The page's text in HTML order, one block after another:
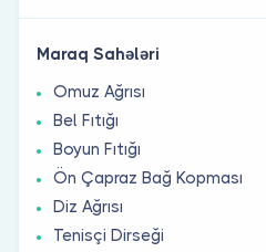
Maraq Sahələri
Omuz Ağrısı
Bel Fıtığı
Boyun Fıtığı
Ön Çapraz Bağ Kopması
Diz Ağrısı
Tenisçi Dirseği